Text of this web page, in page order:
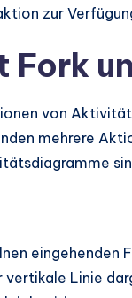
zur
Fork
von
mehrere
eingehenden
Linie